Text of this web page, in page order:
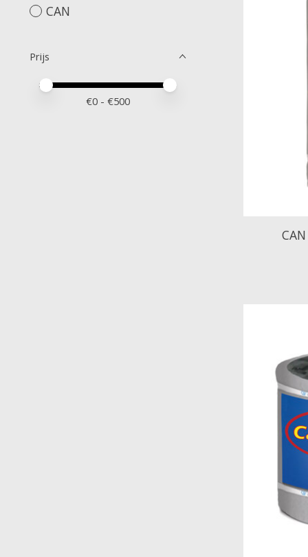
CAN
Prijs
Minimale prijswaarde
Price maximum value
€0 - €500